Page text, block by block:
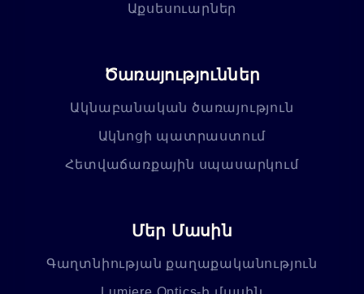
Աքսեսուարներ
Ծառայություններ
Ակնաբանական ծառայություն
Ակնոցի պատրաստում
Հետվաճառքային սպասարկում
Մեր Մասին
Գաղտնիության քաղաքականություն